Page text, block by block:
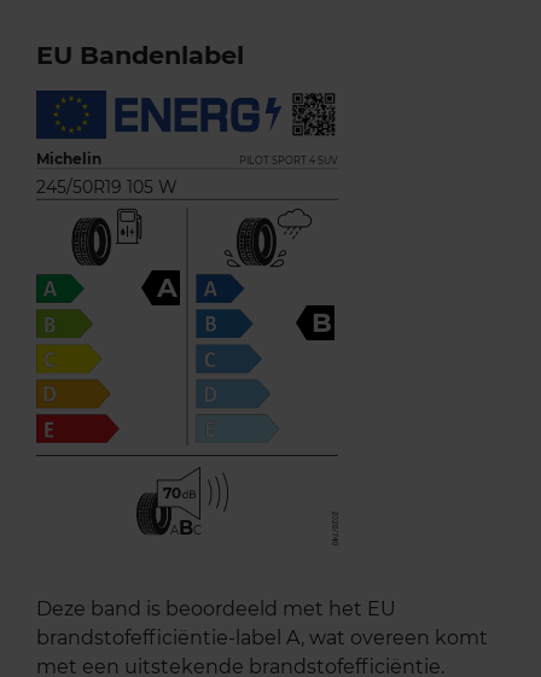
EU Bandenlabel
Michelin PILOT SPORT 4 SUV
245/50R19 105 W
A
B
70
ABC
Deze band is beoordeeld met het EU
brandstofefficiëntie-label A, wat overeen komt
met een uitstekende brandstofefficiëntie.